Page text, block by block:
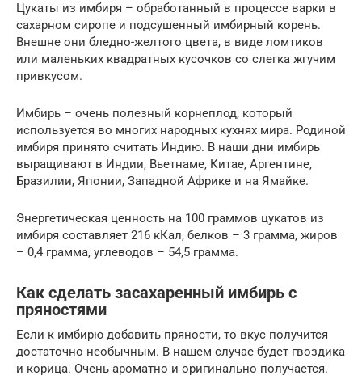
Цукаты из имбиря – обработанный в процессе варки в
сахарном сиропе и подсушенный имбирный корень.
Внешне они бледно-желтого цвета, в виде ломтиков
или маленьких квадратных кусочков со слегка жгучим
привкусом.
Имбирь – очень полезный корнеплод, который
используется во многих народных кухнях мира. Родиной
имбиря принято считать Индию. В наши дни имбирь
выращивают в Индии, Вьетнаме, Китае, Аргентине,
Бразилии, Японии, Западной Африке и на Ямайке.
Энергетическая ценность на 100 граммов цукатов из
имбиря составляет 216 кКал, белков – 3 грамма, жиров
– 0,4 грамма, углеводов – 54,5 грамма.
Как сделать засахаренный имбирь с
пряностями
Если к имбирю добавить пряности, то вкус получится
достаточно необычным. В нашем случае будет гвоздика
и корица. Очень ароматно и оригинально получается.